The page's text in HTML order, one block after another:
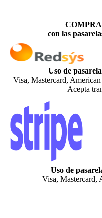
con las
Uso de
Visa, Mastercard,
Acepta
Uso de
Visa, Mastercard,